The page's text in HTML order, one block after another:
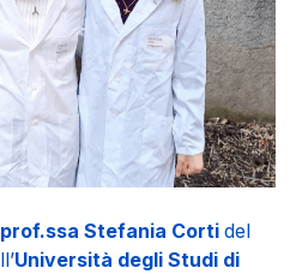
prof.ssa Stefania Corti del
Università degli Studi di